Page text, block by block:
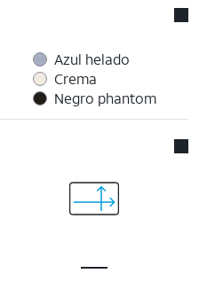
Azul helado
Crema
Negro phantom